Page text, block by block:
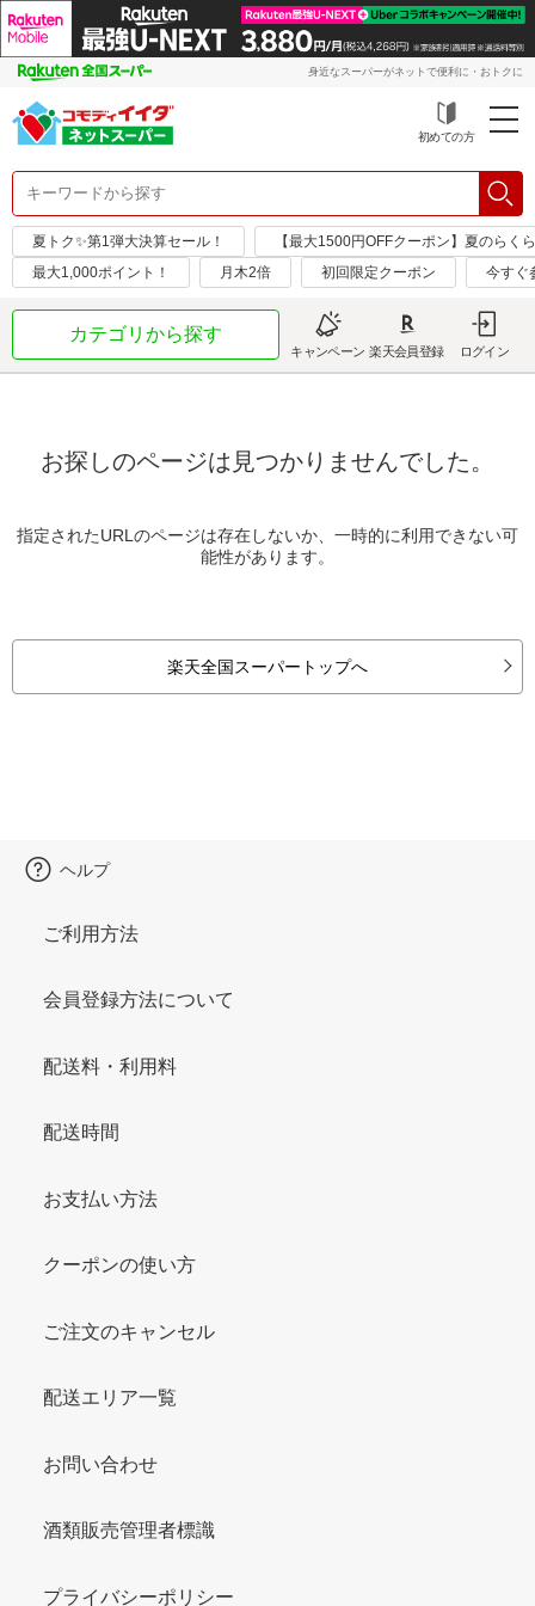
身近なスーパーがネットで便利に・おトクに
初めての方
夏トク✨第1弾大決算セール！
【最大1500円OFFクーポン】夏のらく
最大1,000ポイント！
月木2倍 初回限定クーポン 今すぐ
カテゴリから探す
キャンペーン 楽天会員登録 ログイン
お探しのページは見つかりませんでした。
指定されたURLのページは存在しないか、一時的に利用できない可
能性があります。
楽天全国スーパートップへ
ヘルプ
ご利用方法
会員登録方法について
配送料・利用料
配送時間
お支払い方法
クーポンの使い方
ご注文のキャンセル
配送エリア一覧
お問い合わせ
酒類販売管理者標識
プライバシーポリシー